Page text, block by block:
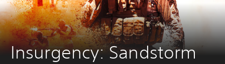
Insurgency: Sandstorm